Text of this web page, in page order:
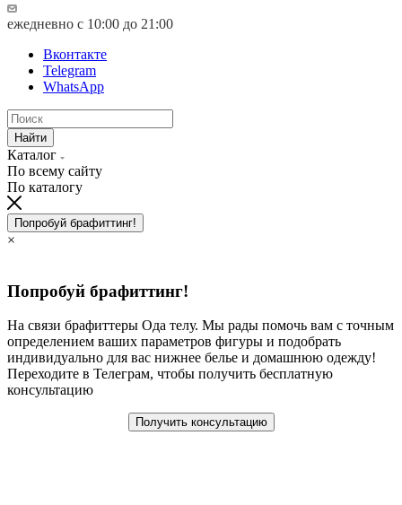
ежедневно с 10:00 до 21:00
Вконтакте
Telegram
WhatsApp
Найти
Каталог
По всему сайту
По каталогу
Попробуй брафиттинг!
×
Попробуй брафиттинг!
На связи брафиттеры Ода телу. Мы рады помочь вам с точным
определением ваших параметров фигуры и подобрать
индивидуально для вас нижнее белье и домашнюю одежду!
Переходите в Телеграм, чтобы получить бесплатную
консультацию
Получить консультацию